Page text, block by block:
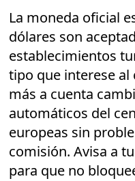
La moneda oficial
dólares son
establecimientos
tipo que interese al
más a cuenta
automáticos del
europeas sin
comisión. Avisa a
para que no